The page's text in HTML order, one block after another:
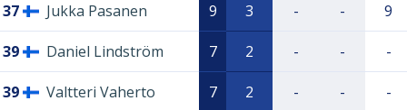
37 Jukka Pasanen 9 3 - - 9
39 Daniel Lindström 7 2 - - -
39 Valtteri Vaherto 7 2 - - -